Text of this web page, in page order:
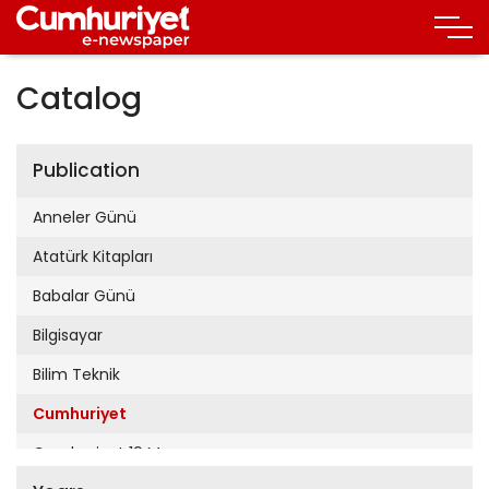
Catalog
Publication
Anneler Günü
Atatürk Kitapları
Babalar Günü
Bilgisayar
Bilim Teknik
Cumhuriyet
Cumhuriyet 19 Mayıs